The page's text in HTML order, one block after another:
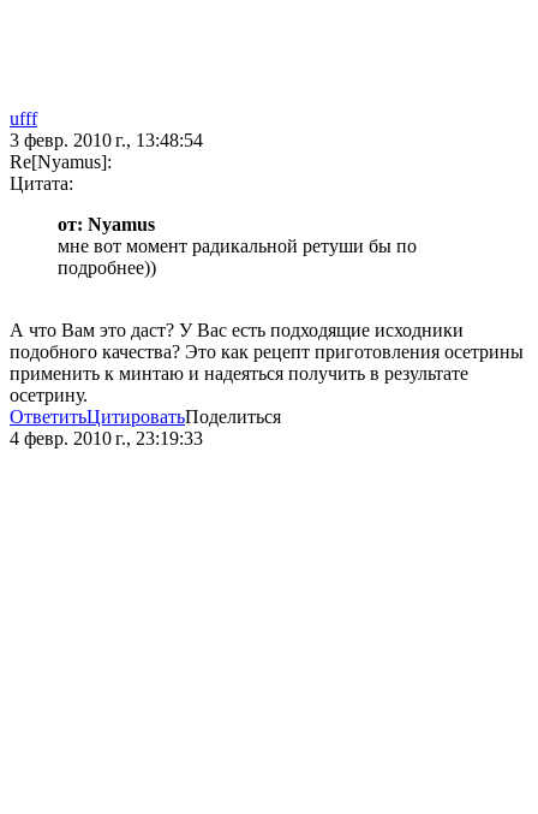
ufff
3 февр. 2010 г., 13:48:54
Re[Nyamus]:
Цитата:
от: Nyamus
мне вот момент радикальной ретуши бы по
подробнее))
А что Вам это даст? У Вас есть подходящие исходники
подобного качества? Это как рецепт приготовления осетрины
применить к минтаю и надеяться получить в результате
осетрину.
ОтветитьЦитироватьПоделиться
4 февр. 2010 г., 23:19:33